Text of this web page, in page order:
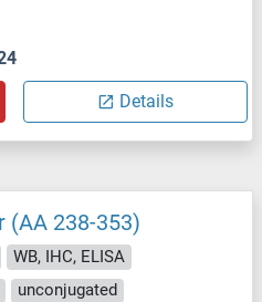
Details
(AA 238-353)
WB, IHC, ELISA
unconjugated